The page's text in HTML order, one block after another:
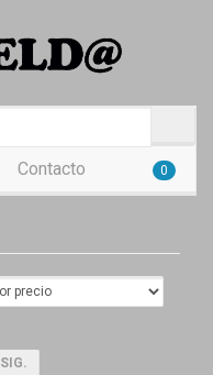
Contacto 0
SIG.